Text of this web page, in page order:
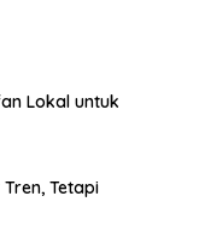
Lokal untuk
Tetapi